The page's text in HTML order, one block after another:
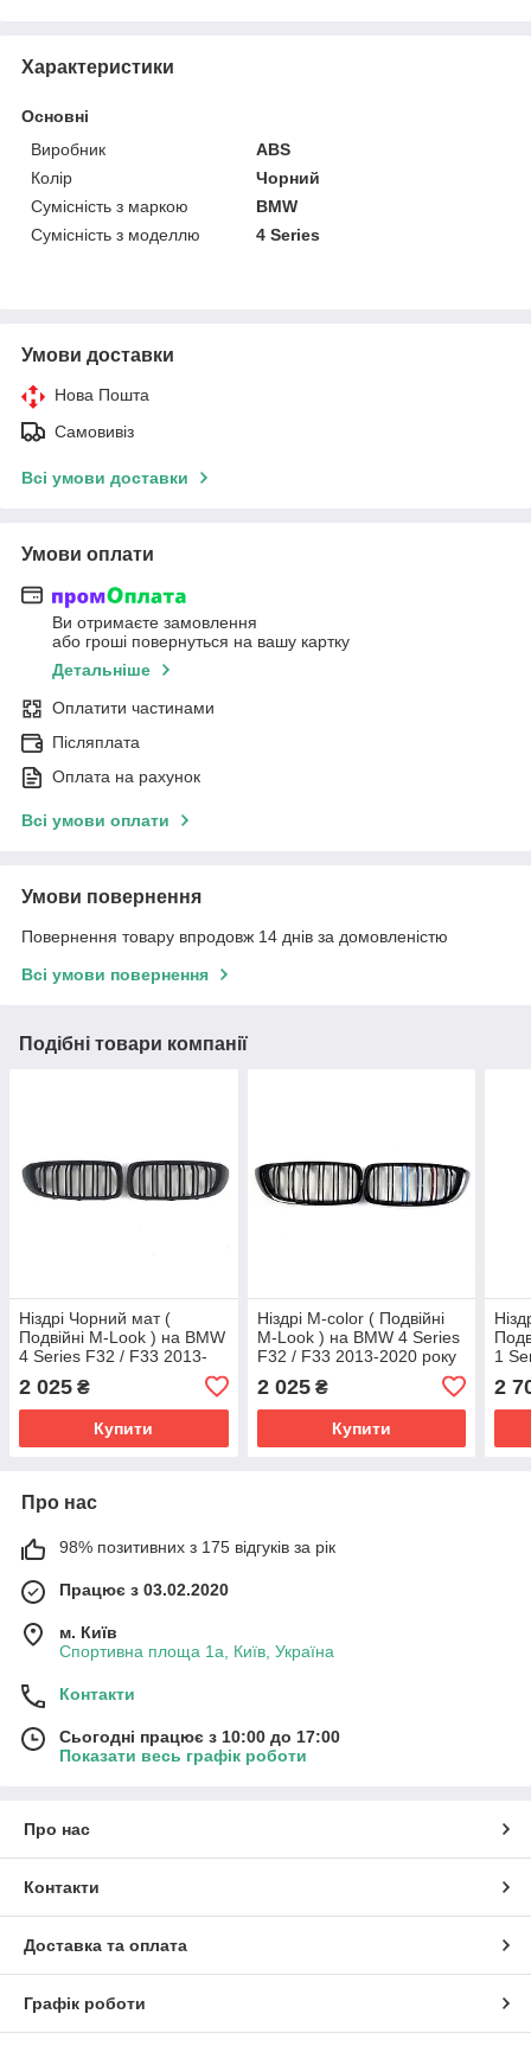
Характеристики
Основні
Виробник
ABS
Колір
Чорний
Сумісність з маркою
BMW
Сумісність з моделлю
4 Series
Умови доставки
Нова Пошта
Самовивіз
Всі умови доставки
Умови оплати
Ви отримаєте замовлення
або гроші повернуться на вашу картку
Детальніше
Оплатити частинами
Післяплата
Оплата на рахунок
Всі умови оплати
Умови повернення
Повернення товару впродовж 14 днів за домовленістю
Всі умови повернення
Подібні товари компанії
Ніздрі Чорний мат (
Подвійні M-Look ) на BMW
4 Series F32 / F33 2013-
2 025 ₴
Купити
Ніздрі M-color ( Подвійні
M-Look ) на BMW 4 Series
F32 / F33 2013-2020 року
2 025₴
Купити
1
2
Про нас
98% позитивних з 175 відгуків за рік
Працює з 03.02.2020
м. Київ
Спортивна площа 1а, Київ, Україна
Контакти
Сьогодні працює з 10:00 до 17:00
Показати весь графік роботи
Про нас
Контакти
Доставка та оплата
Графік роботи